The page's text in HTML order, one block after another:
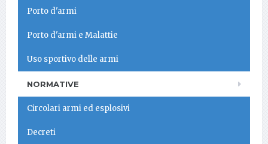
Porto d'armi
Porto d'armi e Malattie
Uso sportivo delle armi
NORMATIVE
Circolari armi ed esplosivi
Decreti